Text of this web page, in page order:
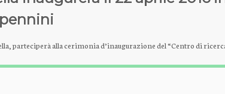
parteciperà alla cerimonia d’inaugurazione del “Centro di